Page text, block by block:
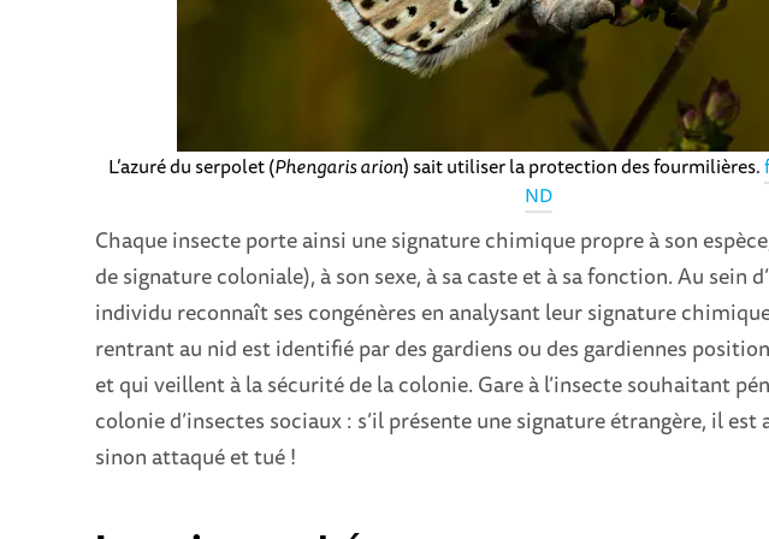
L’azuré du serpolet (Phengaris arion) sait utiliser la protection des fourmilières.
ND
Chaque insecte porte ainsi une signature chimique propre à son
de signature coloniale), à son sexe, à sa caste et à sa fonction. Au sein
individu reconnaît ses congénères en analysant leur signature
rentrant au nid est identifié par des gardiens ou des gardiennes
et qui veillent à la sécurité de la colonie. Gare à l’insecte souhaitant
colonie d’insectes sociaux : s’il présente une signature étrangère, il
sinon attaqué et tué !